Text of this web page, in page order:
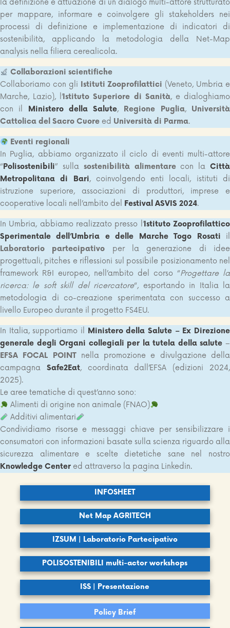
la definizione e attuazione di un dialogo multi-attore strutturato
per mappare, informare e coinvolgere gli stakeholders nei
processi di definizione e implementazione di indicatori di
sostenibilità, applicando la metodologia della Net-Map
analysis nella filiera cerealicola.
Collaborazioni scientifiche
Collaboriamo con gli Istituti Zooprofilattici (Veneto, Umbria e
Marche, Lazio), l’Istituto Superiore di Sanità, e dialoghiamo
con il Ministero della Salute, Regione Puglia, Università
Cattolica del Sacro Cuore ed Università di Parma.
Eventi regionali
In Puglia, abbiamo organizzato il ciclo di eventi multi-attore
“Polisostenibili” sulla sostenibilità alimentarecon laCittà
Metropolitana di Bari, coinvolgendo enti locali, istituti di
istruzione superiore, associazioni di produttori, imprese e
cooperative locali nell’ambito del Festival ASVIS 2024.
In Umbria, abbiamo realizzato presso l’Istituto Zooprofilattico
Sperimentale dell’Umbria e delle Marche Togo Rosati il
Laboratorio partecipativo per la generazione di idee
progettuali, pitches e riflessioni sul possibile posizionamento nel
framework R&I europeo, nell’ambito del corso “Progettare la
ricerca: le soft skill del ricercatore“, esportando in Italia la
metodologia di co-creazione sperimentata con successo a
livello Europeo durante il progetto FS4EU.
In Italia, supportiamo il Ministero della Salute – Ex Direzione
generale degli Organi collegiali per la tutela della salute –
EFSA FOCAL POINT nella promozione e divulgazione della
campagna Safe2Eat, coordinata dall’EFSA (edizioni 2024,
2025).
Le aree tematiche di quest’anno sono:
Alimenti di origine non animale (FNAO)
Additivi alimentari
Condividiamo risorse e messaggi chiave per sensibilizzare i
consumatori con informazioni basate sulla scienza riguardo alla
sicurezza alimentare e scelte dietetiche sane nel nostro
Knowledge Center ed attraverso la pagina Linkedin.
INFOSHEET
Net Map AGRITECH
IZSUM | Laboratorio Partecipativo
POLISOSTENIBILI multi-actor workshops
ISS | Presentazione
Policy Brief